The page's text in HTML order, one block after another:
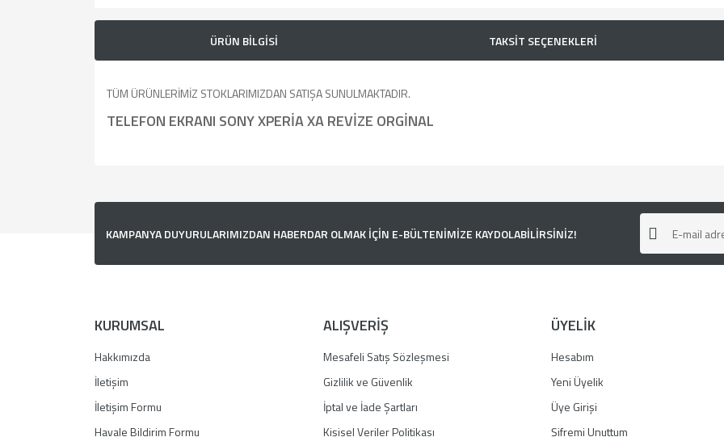
ÜRÜN BİLGİSİ TAKSİT SEÇENEKLERİ
TÜM ÜRÜNLERİMİZ STOKLARIMIZDAN SATIŞA SUNULMAKTADIR.
TELEFON EKRANI SONY XPERİA XA REVİZE ORGİNAL
Ürün resmi kalitesiz, bozuk veya görüntülenemiyor.
Bu ürüne benzer farklı alternatifler olmalı.
Gönder
KAMPANYA DUYURULARIMIZDAN HABERDAR OLMAK İÇİN E-BÜLTENİMİZE KAYDOLABİLİRSİNİZ!
KURUMSAL
Hakkımızda
İletişim
İletişim Formu
Havale Bildirim Formu
ALIŞVERİŞ
Mesafeli Satış Sözleşmesi
Gizlilik ve Güvenlik
İptal ve İade Şartları
Kişisel Veriler Politikası
ÜYELİK
Hesabım
Yeni Üyelik
Üye Girişi
Şifremi Unuttum